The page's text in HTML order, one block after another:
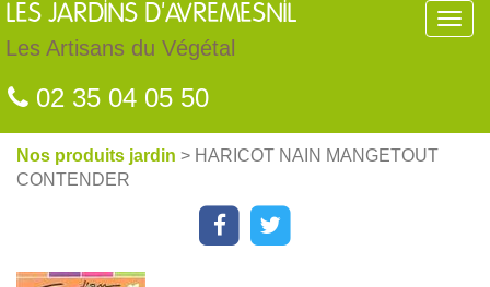
LES JARDINS D'AVREMESNIL
Les Artisans du Végétal
02 35 04 05 50
Nos produits jardin > HARICOT NAIN MANGETOUT
CONTENDER